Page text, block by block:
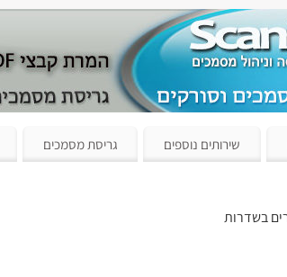
שירותים נוספים גריסת מסמכים